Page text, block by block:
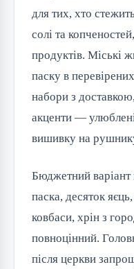
для тих, хто
солі та
продуктів. Міські
паску в
набори з
акценти —
вишивку на
Бюджетний
паска, десяток
ковбаси, хрін з
повноцінний.
після церкви